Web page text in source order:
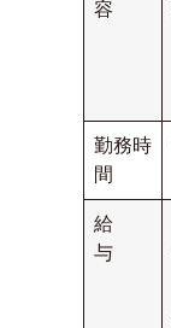
容
勤務時
間
給
与